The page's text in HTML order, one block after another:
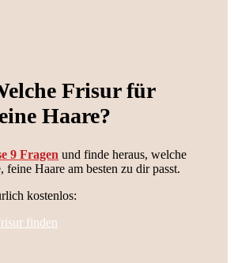
Frisur für
Haare?
9 Fragen und finde heraus, welche
feine Haare am besten zu dir passt.
kostenlos:
finden